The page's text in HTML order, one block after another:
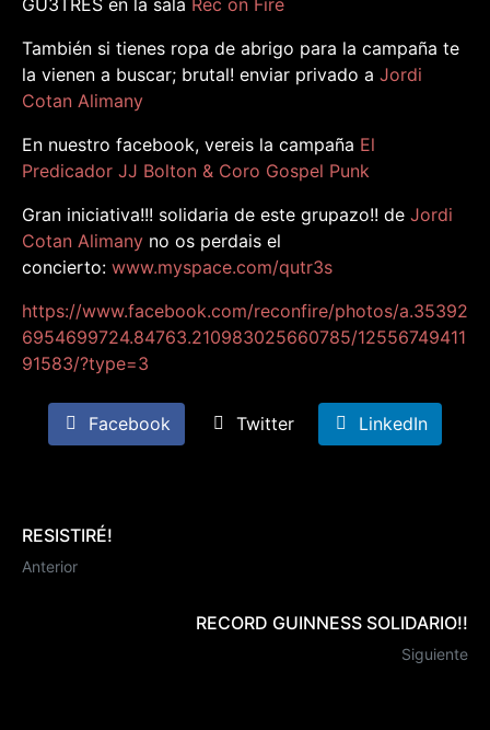
También si tienes ropa de abrigo para la campaña te
la vienen a buscar; brutal! enviar privado a Jordi
Cotan Alimany
En nuestro facebook, vereis la campaña El
Predicador JJ Bolton & Coro Gospel Punk
Gran iniciativa!!! solidaria de este grupazo!! de Jordi
Cotan Alimany no os perdais el
concierto: www.myspace.com/qutr3s
https://www.facebook.com/reconfire/photos/a.35392
6954699724.84763.210983025660785/12556749411
91583/?type=3
Facebook Twitter LinkedIn
RESISTIRÉ!
Anterior
RECORD GUINNESS SOLIDARIO!!
Siguiente